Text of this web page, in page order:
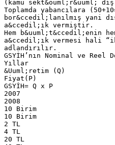
(kamu sekt&ouml;r&uuml;
Toplamda yabancılara
bor&ccedil;lanılmış yani
a&ccedil;ık vermiştir.
Hem b&uuml;t&ccedil;enin
a&ccedil;ık vermesi hali
adlandırılır.
GSYİH’nın Nominal ve Reel
Yıllar
&Uuml;retim (Q)
Fiyat(P)
GSYİH= Q x P
2007
2008
10 Birim
10 Birim
2 TL
4 TL
20 TL